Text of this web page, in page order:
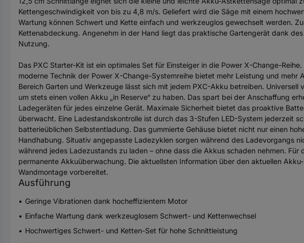
Kettengeschwindigkeit von bis zu 4,8 m/s. Geliefert wird die Säge mit einem
Wartung können Schwert und Kette einfach und werkzeuglos gewechselt werden.
Kettenabdeckung. Angenehm in der Hand liegt das praktische Gartengerät dank
Nutzung.
Das PXC Starter-Kit ist ein optimales Set für Einsteiger in die Power X-Change-
moderne Technik der Power X-Change-Systemreihe bietet mehr Leistung und
Bereich Garten und Werkzeuge lässt sich mit jedem PXC-Akku betreiben.
um stets einen vollen Akku „in Reserve“ zu haben. Das spart bei der Anschaffung
Ladegeräten für jedes einzelne Gerät. Maximale Sicherheit bietet das proaktive
überwacht. Eine Ladestandskontrolle ist durch das 3-Stufen LED-System jederzeit
batterieüblichen Selbstentladung. Das gummierte Gehäuse bietet nicht nur einen
Handhabung. Situativ angepasste Ladezyklen sorgen während des Ladevorgangs
während jedes Ladezustands zu laden – ohne dass die Akkus schaden nehmen.
permanente Akkuüberwachung. Die aktuellsten Information über den aktuellen
Wandmontage vorbereitet.
Ausführung
Geringe Vibrationen dank hocheffizientem Motor
Einfache Wartung dank werkzeuglosem Schwert- und Kettenwechsel
Hochwertiges Schwert- und Ketten-Set für hohe Schnittleistung